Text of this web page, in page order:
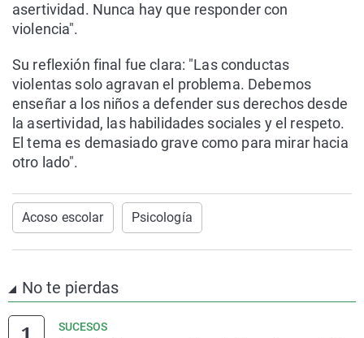
asertividad. Nunca hay que responder con
violencia".
Su reflexión final fue clara: "Las conductas
violentas solo agravan el problema. Debemos
enseñar a los niños a defender sus derechos desde
la asertividad, las habilidades sociales y el respeto.
El tema es demasiado grave como para mirar hacia
otro lado".
Acoso escolar Psicología
No te pierdas
SUCESOS